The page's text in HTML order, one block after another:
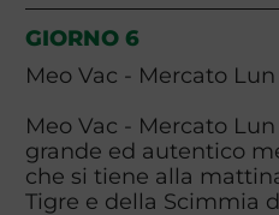
GIORNO 6
Meo Vac - Mercato
Meo Vac - Mercato
grande ed autentico
che si tiene alla
Tigre e della Scimmia